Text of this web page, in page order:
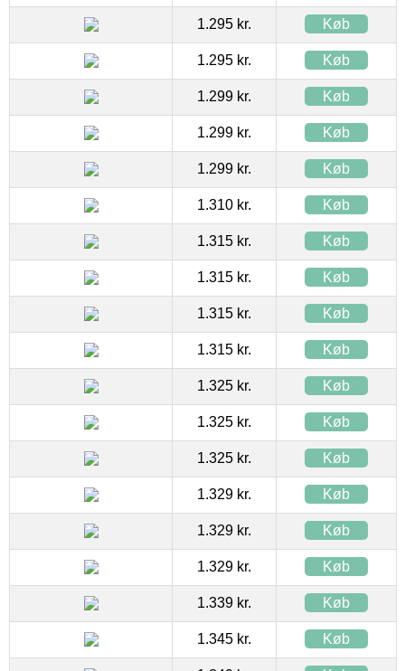
1.295 kr. Køb
1.295 kr. Køb
1.299 kr. Køb
1.299 kr. Køb
1.299 kr. Køb
1.310 kr. Køb
1.315 kr. Køb
1.315 kr. Køb
1.315 kr. Køb
1.315 kr. Køb
1.325 kr. Køb
1.325 kr. Køb
1.325 kr. Køb
1.329 kr. Køb
1.329 kr. Køb
1.329 kr. Køb
1.339 kr. Køb
1.345 kr. Køb